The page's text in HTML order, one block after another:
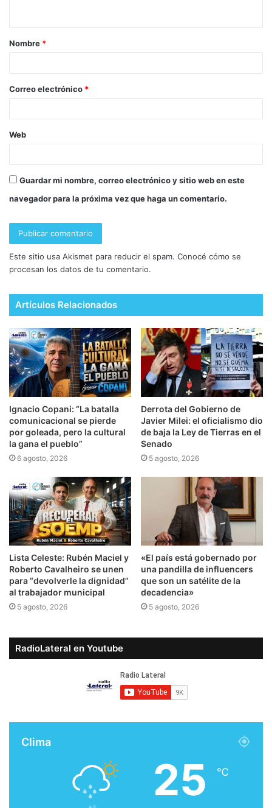
Nombre *
Correo electrónico *
Web
Guardar mi nombre, correo electrónico y sitio web en este
navegador para la próxima vez que haga un comentario.
Este sitio usa Akismet para reducir el spam. Conocé cómo se
procesan los datos de tu comentario.
Artículos Relacionados
Ignacio Copani: “La batalla
comunicacional se pierde
por goleada, pero la cultural
la gana el pueblo”
6 agosto, 2026
Derrota del Gobierno de
Javier Milei: el oficialismo dio
de baja la Ley de Tierras en el
Senado
5 agosto, 2026
Lista Celeste: Rubén Maciel y
Roberto Cavalheiro se unen
para “devolverle la dignidad”
al trabajador municipal
5 agosto, 2026
​«El país está gobernado por
una pandilla de influencers
que son un satélite de la
decadencia»
5 agosto, 2026
RadioLateral en Youtube
Clima
25 ℃